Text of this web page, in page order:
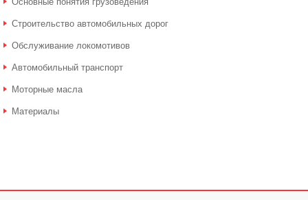
Строительство автомобильных дорог
Обслуживание локомотивов
Автомобильный транспорт
Моторные масла
Материалы